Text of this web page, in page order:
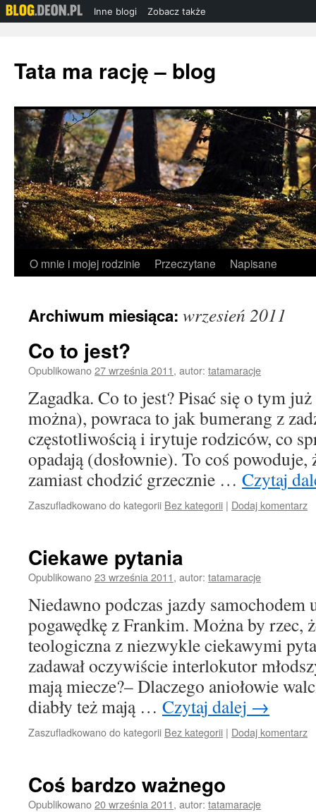
Inne blogi Zobacz także
treści
Tata ma rację – blog
O mnie i mojej rodzinie Przeczytane Napisane
Archiwum miesiąca: wrzesień 2011
Co to jest?
Opublikowano27 września 2011, autor: tatamaracje
Zagadka. Co to jest? Pisać się o tym
można), powraca to jak bumerang z
częstotliwością i irytuje rodziców, co
opadają (dosłownie). To coś powoduje,
zamiast chodzić grzecznie … Czytaj
Zaszufladkowano do kategorii Bez kategorii | Dodaj komentarz
Ciekawe pytania
Opublikowano23 września 2011, autor: tatamaracje
Niedawno podczas jazdy samochodem
pogawędkę z Frankim. Można by rzec,
teologiczna z niezwykle ciekawymi
zadawał oczywiście interlokutor
mają miecze?– Dlaczego aniołowie
diabły też mają … Czytaj dalej →
Zaszufladkowano do kategorii Bez kategorii | Dodaj komentarz
Coś bardzo ważnego
Opublikowano20 września 2011, autor: tatamaracje